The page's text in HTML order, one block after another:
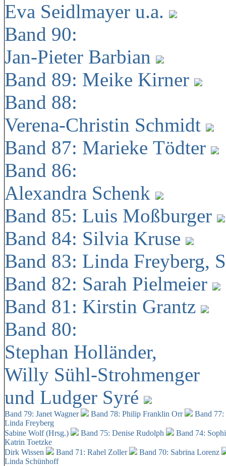
Eva Seidlmayer u.a.
Band 90:
Jan-Pieter Barbian
Band 89: Meike Kirner
Band 88:
Verena-Christin Schmidt
Band 87: Marieke Tödter
Band 86:
Alexandra Schenk
Band 85: Luis Moßburger
Band 84: Silvia Kruse
Band 83: Linda Freyberg,
Band 82: Sarah Pielmeier
Band 81: Kirstin Grantz
Band 80:
Stephan Holländer,
Willy Sühl-Strohmenger
und Ludger Syré
Band 79: Janet Wagner Band 78: Philip Franklin Orr
Band
Linda Freyberg
Sabine Wolf (Hrsg.)
Band 75: Denise Rudolph
Band 74:
Katrin Toetzke
Dirk Wissen
Band 71: Rahel Zoller
Band 70: Sabrina Lorenz
Linda Schünhoff